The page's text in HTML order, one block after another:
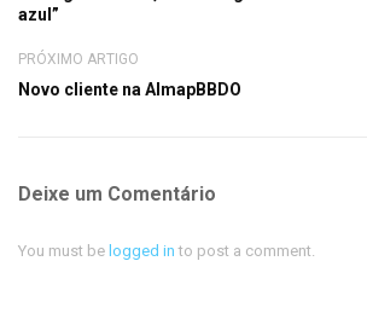
azul”
PRÓXIMO ARTIGO
Novo cliente na AlmapBBDO
Deixe um Comentário
You must be logged in to post a comment.